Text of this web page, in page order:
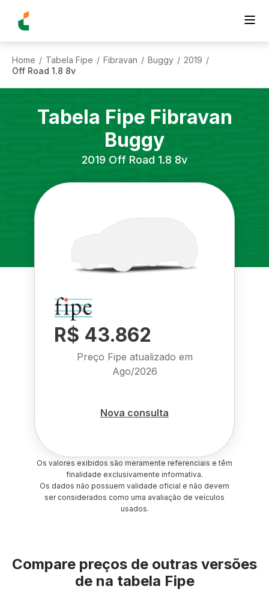
Home / Tabela Fipe / Fibravan / Buggy / 2019 /
Off Road 1.8 8v
Tabela Fipe Fibravan
Buggy
2019 Off Road 1.8 8v
R$ 43.862
Preço Fipe atualizado em
Ago/2026
Nova consulta
Os valores exibidos são meramente referenciais e têm
finalidade exclusivamente informativa.
Os dados não possuem validade oficial e não devem
ser considerados como uma avaliação de veículos
usados.
Compare preços de outras versões
de na tabela Fipe